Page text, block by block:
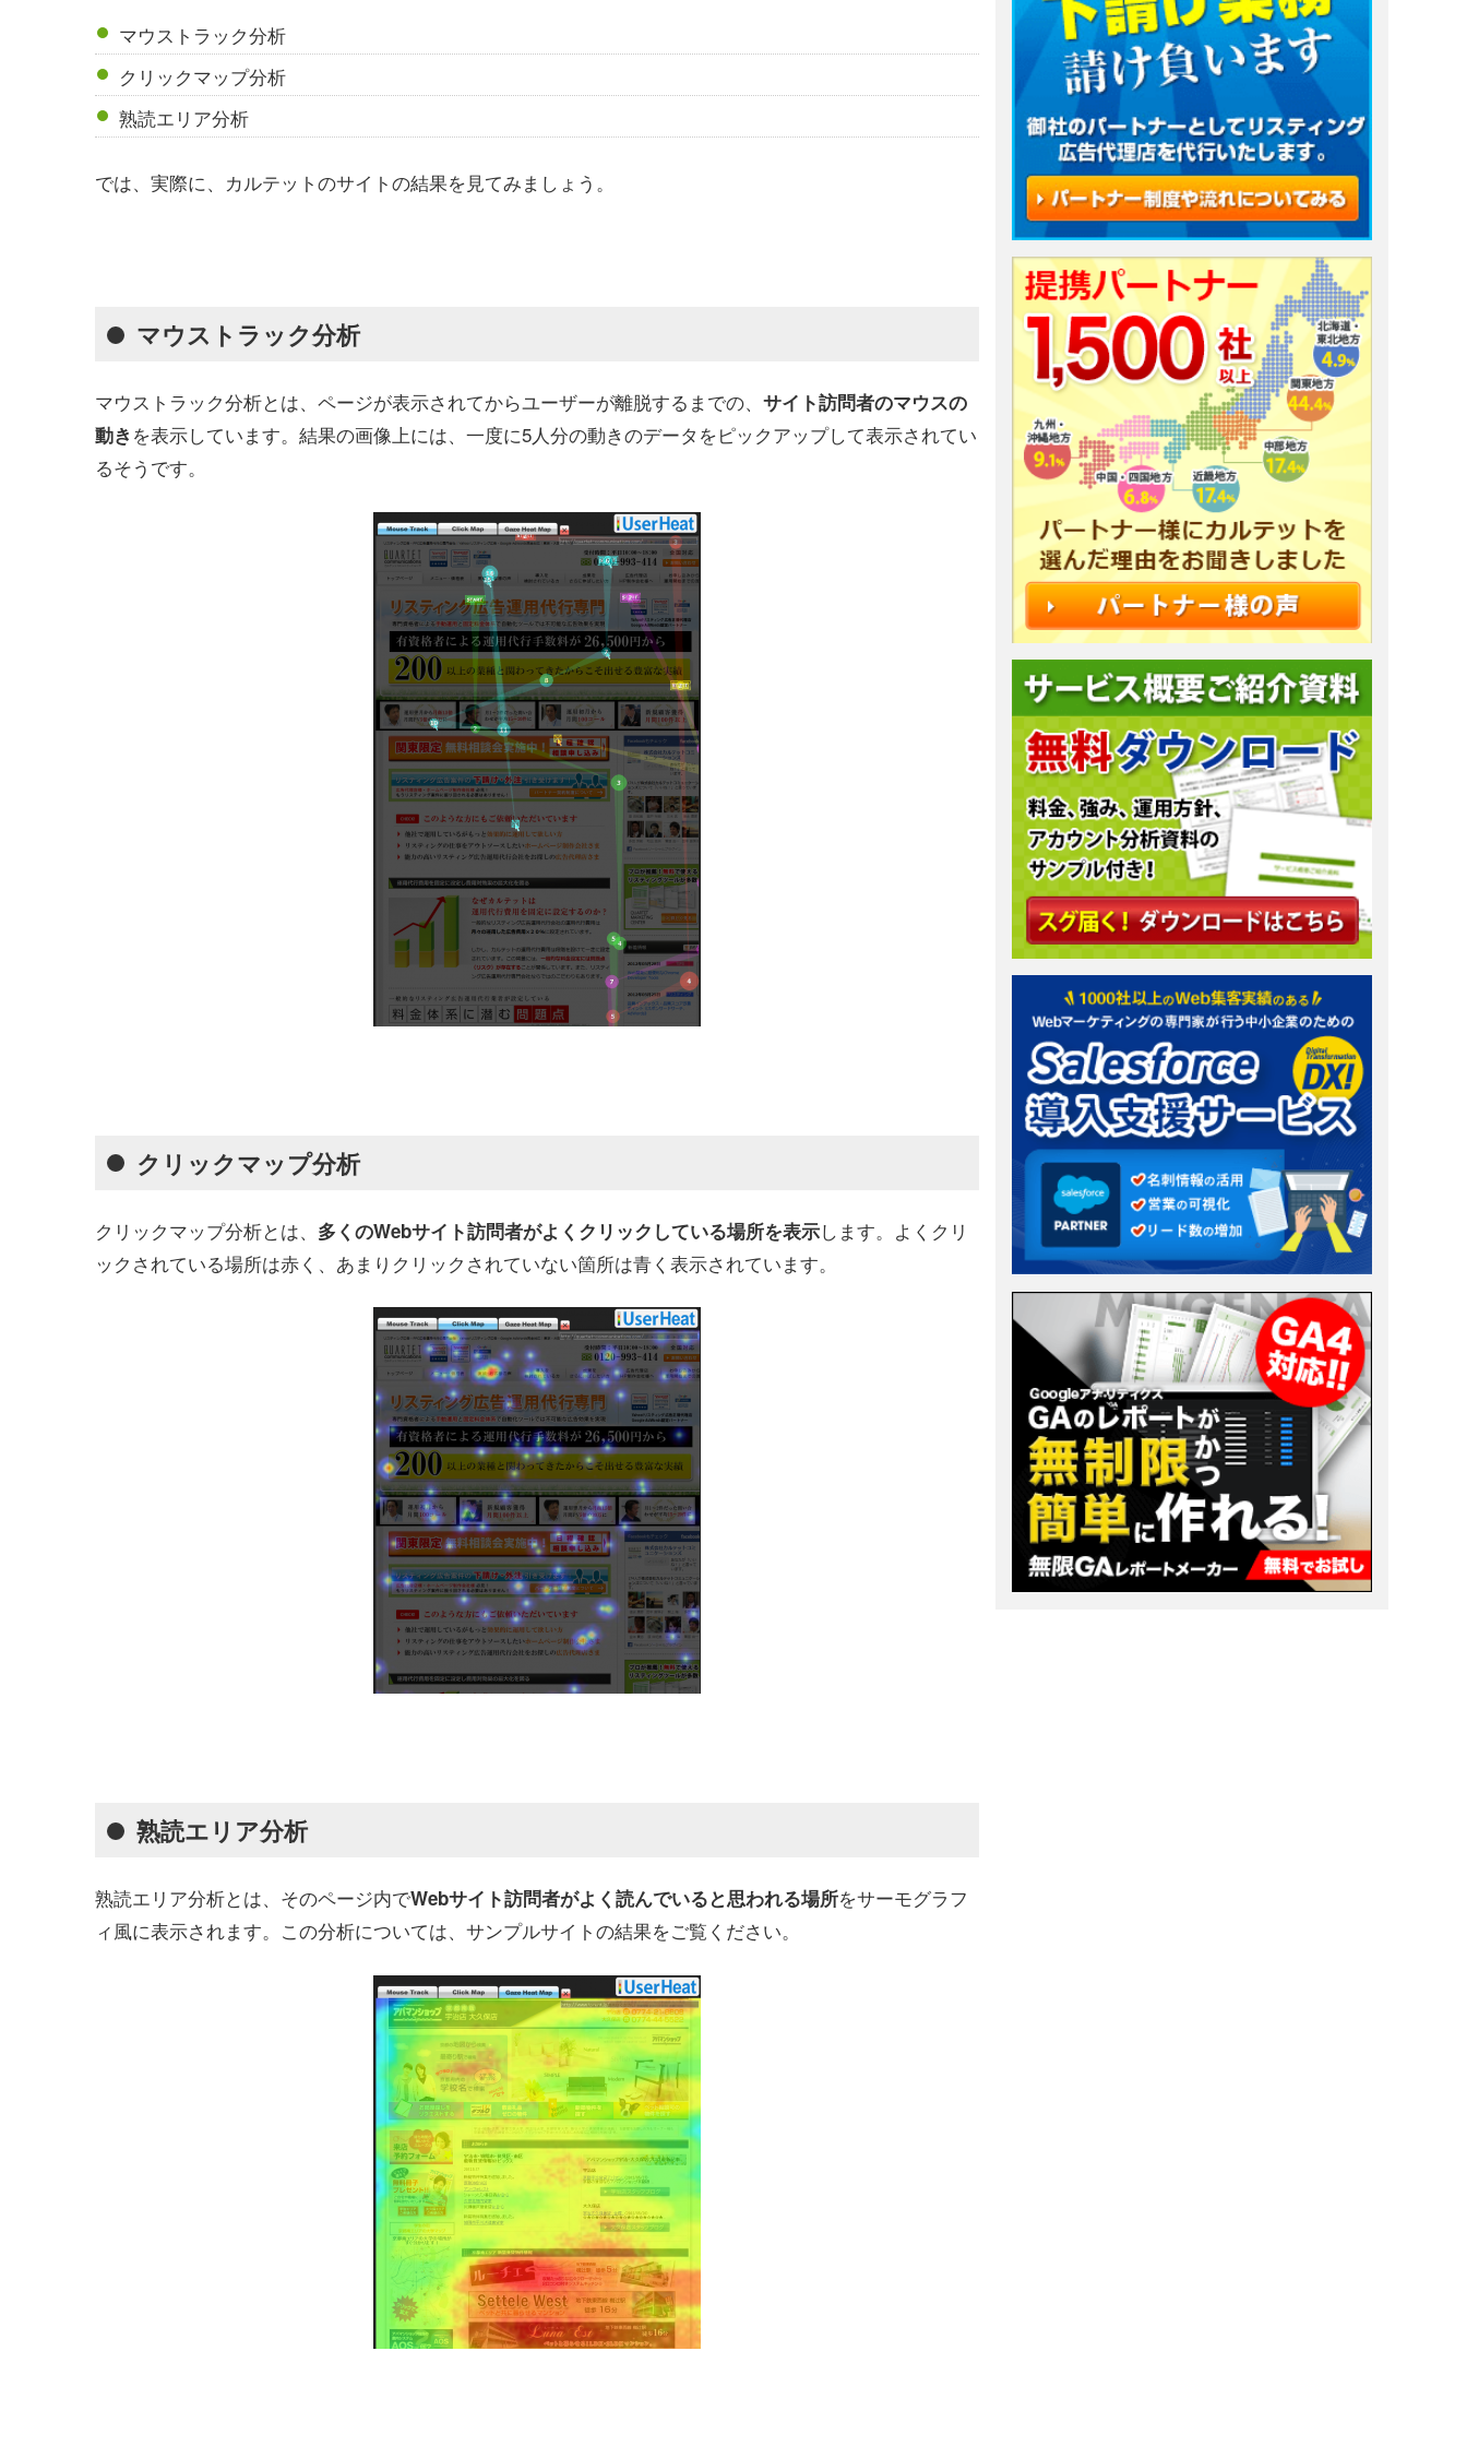
マウストラック分析
クリックマップ分析
熟読エリア分析
では、実際に、カルテットのサイトの結果を見てみましょう。
マウストラック分析
マウストラック分析とは、ページが表示されてからユーザーが離脱するまでの、 サイト訪問者のマウスの
動き を表示しています。結果の画像上には、一度に5人分の動きのデータをピックアップして表示されてい
るそうです。
クリックマップ分析
クリックマップ分析とは、 多くのWebサイト訪問者がよくクリックしている場所を表示します。よくクリ
ックされている場所は赤く、あまりクリックされていない箇所は青く表示されています。
熟読エリア分析
熟読エリア分析とは、そのページ内でWebサイト訪問者がよく読んでいると思われる場所をサーモグラフ
ィ風に表示されます。この分析については、サンプルサイトの結果をご覧ください。